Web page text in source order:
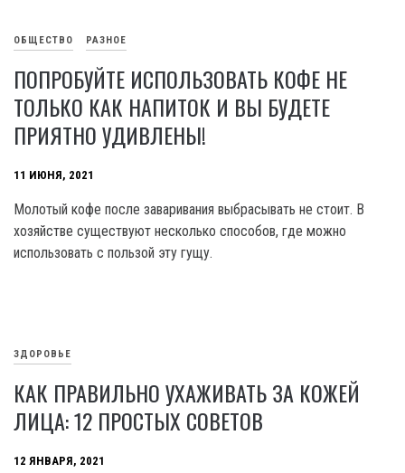
ОБЩЕСТВО РАЗНОЕ
ПОПРОБУЙТЕ ИСПОЛЬЗОВАТЬ КОФЕ НЕ
ТОЛЬКО КАК НАПИТОК И ВЫ БУДЕТЕ
ПРИЯТНО УДИВЛЕНЫ!
11 ИЮНЯ, 2021
Молотый кофе после заваривания выбрасывать не стоит. В
хозяйстве существуют несколько способов, где можно
использовать с пользой эту гущу.
ЗДОРОВЬЕ
КАК ПРАВИЛЬНО УХАЖИВАТЬ ЗА КОЖЕЙ
ЛИЦА: 12 ПРОСТЫХ СОВЕТОВ
12 ЯНВАРЯ, 2021